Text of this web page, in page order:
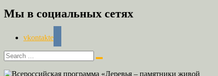
Мы в социальных сетях
vkontakte